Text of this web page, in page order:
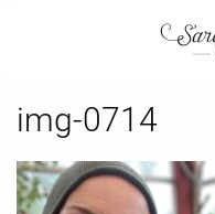
img-0714